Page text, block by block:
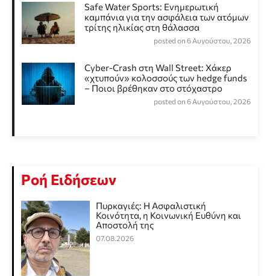
Safe Water Sports: Eνημερωτική
καμπάνια για την ασφάλεια των ατόμων
τρίτης ηλικίας στη θάλασσα
posted on 6 Αυγούστου, 2026
Cyber-Crash στη Wall Street: Χάκερ
«χτυπούν» κολοσσούς των hedge funds
– Ποιοι βρέθηκαν στο στόχαστρο
posted on 6 Αυγούστου, 2026
Ροή Ειδήσεων
Πυρκαγιές: Η Ασφαλιστική
Κοινότητα, η Κοινωνική Ευθύνη και
Αποστολή της
07.08.2026